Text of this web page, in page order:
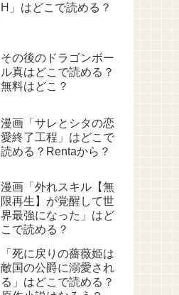
H」はどこで読める？
その後のドラゴンボー
ル真はどこで読める？
無料はどこ？
漫画「サレとシタの恋
愛終了工程」はどこで
読める？Rentaから？
漫画「外れスキル【無
限再生】が覚醒して世
界最強になった」はど
こで読める？
「死に戻りの薔薇姫は
敵国の公爵に溺愛され
る」はどこで読める？